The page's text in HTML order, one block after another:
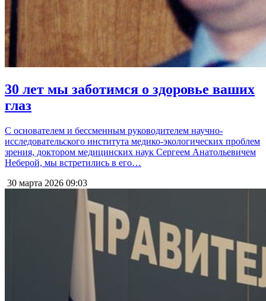
30 лет мы заботимся о здоровье ваших
глаз
С основателем и бессменным руководителем научно-
исследовательского института медико-экологических проблем
зрения, доктором медицинских наук Сергеем Анатольевичем
Неберой, мы встретились в его…
30 марта 2026 09:03